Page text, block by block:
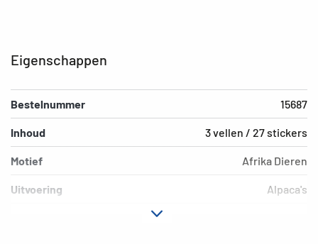
Eigenschappen
Bestelnummer 15687
Inhoud 3 vellen / 27 stickers
Motief Afrika Dieren
Uitvoering Alpaca's